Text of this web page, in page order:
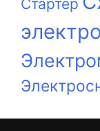
Стартер